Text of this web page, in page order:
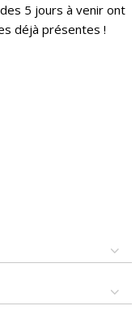
5 jours à venir ont
déjà présentes !